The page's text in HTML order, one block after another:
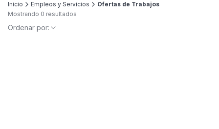
Inicio Empleos y Servicios
Ofertas de Trabajos
Mostrando 0 resultados
Ordenar por: